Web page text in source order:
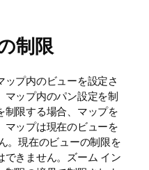
制限
プ内のビューを設定さ
マップ内のパン設定を制
制限する場合、マップを
マップは現在のビューを
。現在のビューの制限を
できません。ズーム イン